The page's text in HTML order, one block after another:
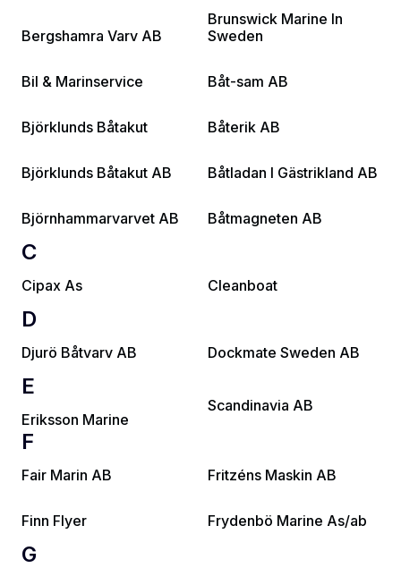
Bergshamra Varv AB
Bil & Marinservice
Björklunds Båtakut
Björklunds Båtakut AB
Björnhammarvarvet AB
Brunswick Marine In
Sweden
Båt-sam AB
Båterik AB
Båtladan I Gästrikland AB
Båtmagneten AB
C
Cipax As Cleanboat
D
Djurö Båtvarv AB Dockmate Sweden AB
E
Eriksson Marine
Scandinavia AB
F
Fair Marin AB
Finn Flyer
Fritzéns Maskin AB
Frydenbö Marine As/ab
G